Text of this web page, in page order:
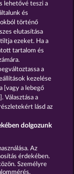
OF MOORHUHN
lehetővé teszi a
és
történő
elutasítása
ezeket. Ha a
tartalom és
a
kezelése
[vagy a lebegő
Választása a
lásd az
dolgozunk
Az
érdekében.
Személyre